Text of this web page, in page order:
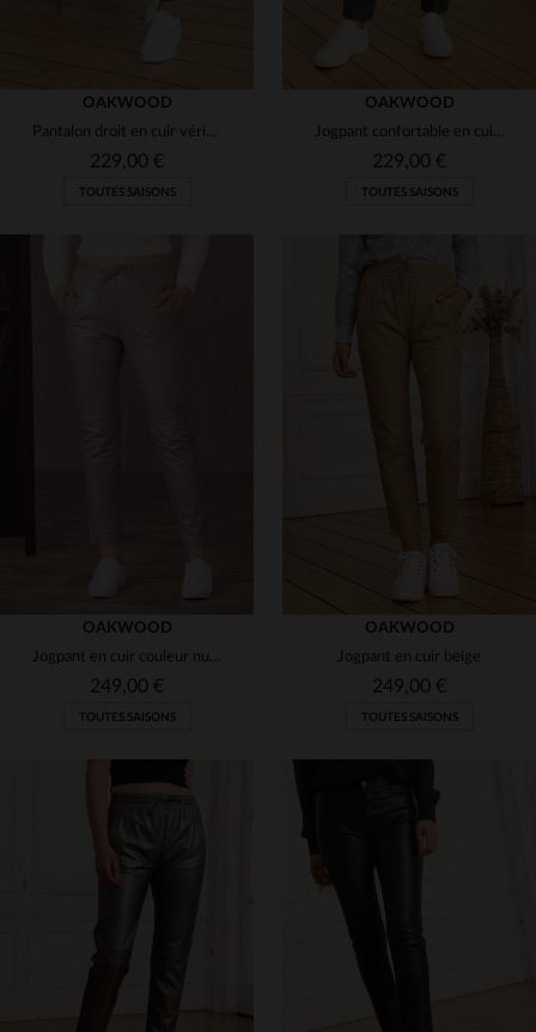
OAKWOOD
Pantalon droit en cuir véritable
229,00 €
TOUTES SAISONS
OAKWOOD
Jogpant confortable en cuir gris foncé
229,00 €
TOUTES SAISONS
TAILLES DISPONIBLES
OAKWOOD
Jogpant en cuir couleur nude décontracté effet métallisé
249,00 €
TOUTES SAISONS
TAILLES DISPONIBLES
OAKWOOD
Jogpant en cuir beige
249,00 €
TOUTES SAISONS